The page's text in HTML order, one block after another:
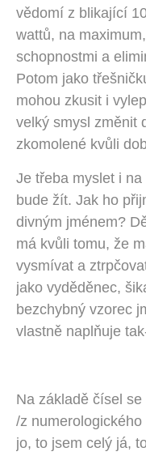
vědomí z blikající
wattů, na
schopnostmi a
Potom jako
mohou zkusit i
velký smysl změnit
zkomolené kvůli
Je třeba myslet i
bude žít. Jak ho
divným jménem?
má kvůli tomu, že
vysmívat a
jako vyděděnec,
bezchybný vzorec
vlastně naplňuje
Na základě čísel
/z
jo, to jsem celý já,